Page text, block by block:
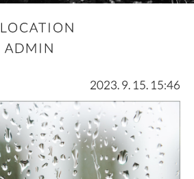
LOCATION
ADMIN
2023. 9. 15. 15:46